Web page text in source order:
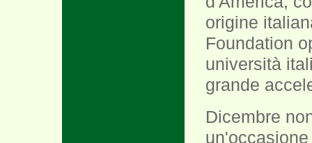
origine
Foundation
università
grande
Dicembre